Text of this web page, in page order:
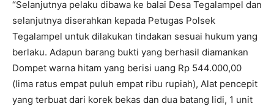
“Selanjutnya pelaku dibawa ke balai Desa Tegalampel dan
selanjutnya diserahkan kepada Petugas Polsek
Tegalampel untuk dilakukan tindakan sesuai hukum yang
berlaku. Adapun barang bukti yang berhasil diamankan
Dompet warna hitam yang berisi uang Rp 544.000,00
(lima ratus empat puluh empat ribu rupiah), Alat pencepit
yang terbuat dari korek bekas dan dua batang lidi, 1 unit